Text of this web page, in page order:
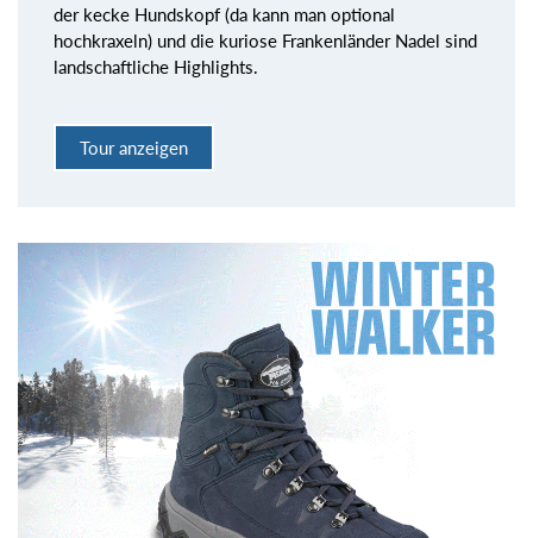
der kecke Hundskopf (da kann man optional
hochkraxeln) und die kuriose Frankenländer Nadel sind
landschaftliche Highlights.
Tour anzeigen